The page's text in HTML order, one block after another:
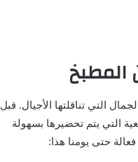
المطبخ
التي تناقلتها الأجيال. قبل
التي يتم تحضيرها بسهولة
حتى يومنا هذا: